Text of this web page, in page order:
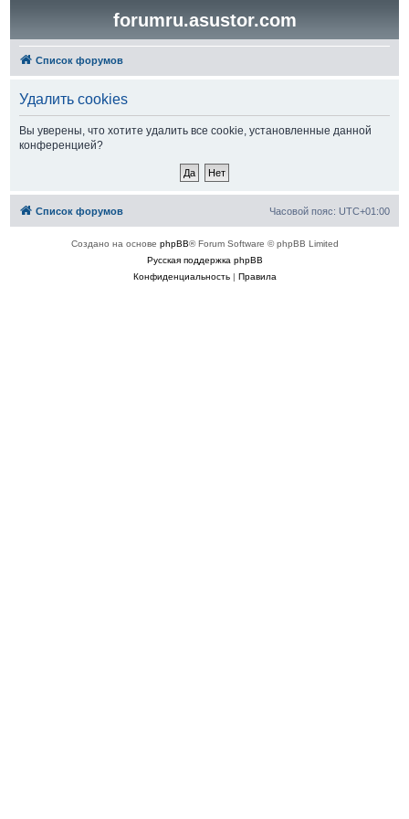
forumru.asustor.com
Список форумов
Удалить cookies
Вы уверены, что хотите удалить все cookie, установленные данной
конференцией?
Список форумов Часовой пояс: UTC+01:00
Создано на основе phpBB® Forum Software © phpBB Limited
Русская поддержка phpBB
Конфиденциальность| Правила